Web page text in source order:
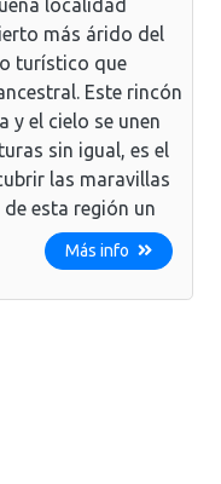
localidad
más árido del
turístico que
Este rincón
y el cielo se unen
sin igual, es el
las maravillas
esta región un
Más info